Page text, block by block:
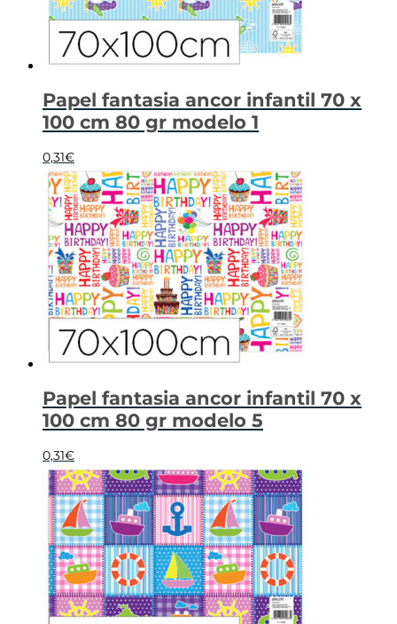
Papel fantasia ancor infantil 70 x
100 cm 80 gr modelo 1
0,31€
Papel fantasia ancor infantil 70 x
100 cm 80 gr modelo 5
0,31€